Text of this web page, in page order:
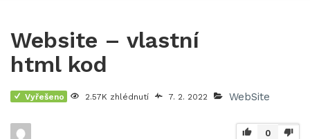
Website – vlastní
html kod
Vyřešeno 2.57K zhlédnutí 7. 2. 2022 WebSite
0